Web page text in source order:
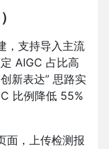
）
，支持导入主流
AIGC 占比高
新表达” 思路实
比例降低 55%
面，上传检测报